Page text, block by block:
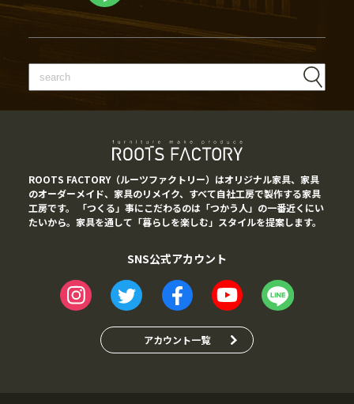
ROOTS FACTORY（ルーツファクトリー）はオリジナル家具、家具
のオーダーメイド、家具のリメイク、すべて自社工房で製作する家具
工房です。 「つくる」事にこだわるのは「つかう人」の一番近くにい
たいから。家具を通して「暮らしを楽しむ」スタイルを提案します。
SNS公式アカウント
アカウント一覧